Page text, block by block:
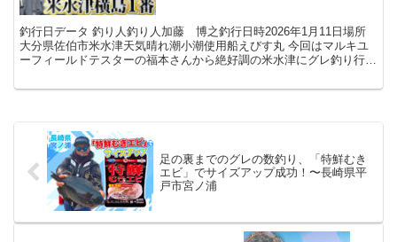
釣行日データ 釣り人釣り人加藤 博之釣行日時2026年1月11日場所
大分県佐伯市米水津天気晴れ潮小潮使用船えびす丸 今回はマルキユ
ーフィールドテスターの福本さんから絶好調の米水津にグレ釣り行こ
足の裏までのグレの数釣り、「特鮮むき
エビ」でサイズアップ成功！〜長崎県平
戸市宮ノ浦